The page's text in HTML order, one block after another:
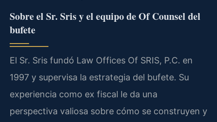
Sobre el Sr. Sris y el equipo de Of Counsel del
bufete
El Sr. Sris fundó Law Offices Of SRIS, P.C. en
1997 y supervisa la estrategia del bufete. Su
experiencia como ex fiscal le da una
perspectiva valiosa sobre cómo se construyen y